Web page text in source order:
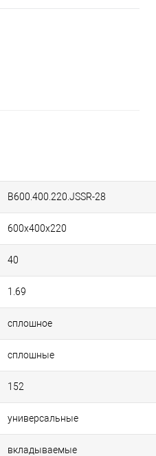
B600.400.220.JSSR-28
600х400х220
40
1.69
сплошное
сплошные
152
универсальные
вкладываемые